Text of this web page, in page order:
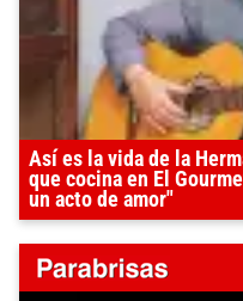
Así es la vida de la
que cocina en El
un acto de amor"